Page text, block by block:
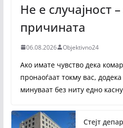
Не е случајност
причината
06.08.2026 Objektivno24
Ако имате чувство дека
пронаоѓаат токму вас, додека
минуваат без ниту едно
Стејт